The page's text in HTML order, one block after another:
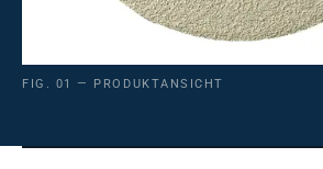
FIG. 01 — PRODUKTANSICHT